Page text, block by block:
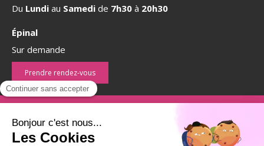
Du Lundi au Samedi de 7h30 à 20h30
Épinal
Sur demande
Prendre rendez-vous
Plan du site